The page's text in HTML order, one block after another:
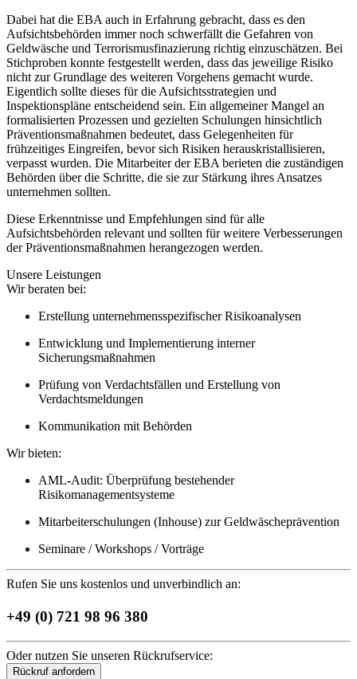
Dabei hat die EBA auch in Erfahrung gebracht, dass es den
Aufsichtsbehörden immer noch schwerfällt die Gefahren von
Geldwäsche und Terrorismusfinazierung richtig einzuschätzen. Bei
Stichproben konnte festgestellt werden, dass das jeweilige Risiko
nicht zur Grundlage des weiteren Vorgehens gemacht wurde.
Eigentlich sollte dieses für die Aufsichtsstrategien und
Inspektionspläne entscheidend sein. Ein allgemeiner Mangel an
formalisierten Prozessen und gezielten Schulungen hinsichtlich
Präventionsmaßnahmen bedeutet, dass Gelegenheiten für
frühzeitiges Eingreifen, bevor sich Risiken herauskristallisieren,
verpasst wurden. Die Mitarbeiter der EBA berieten die zuständigen
Behörden über die Schritte, die sie zur Stärkung ihres Ansatzes
unternehmen sollten.
Diese Erkenntnisse und Empfehlungen sind für alle
Aufsichtsbehörden relevant und sollten für weitere Verbesserungen
der Präventionsmaßnahmen herangezogen werden.
Unsere Leistungen
Wir beraten bei:
Erstellung unternehmensspezifischer Risikoanalysen
Entwicklung und Implementierung interner
Sicherungsmaßnahmen
Prüfung von Verdachtsfällen und Erstellung von
Verdachtsmeldungen
Kommunikation mit Behörden
Wir bieten:
AML-Audit: Überprüfung bestehender
Risikomanagementsysteme
Mitarbeiterschulungen (Inhouse) zur Geldwäscheprävention
Seminare / Workshops / Vorträge
Rufen Sie uns kostenlos und unverbindlich an:
+49 (0) 721 98 96 380
Oder nutzen Sie unseren Rückrufservice:
Rückruf anfordern